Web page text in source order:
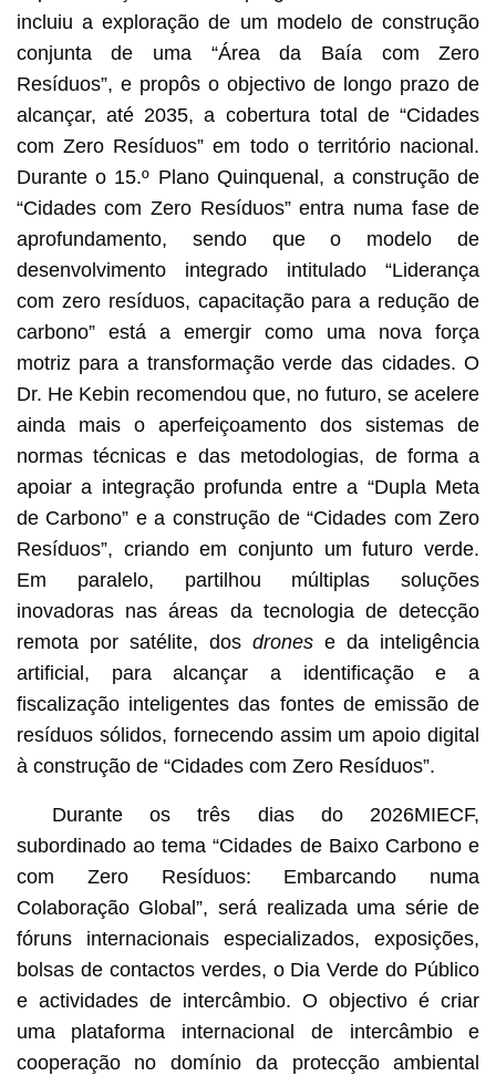
incluiu a exploração de um modelo de construção
conjunta de uma “Área da Baía com Zero
Resíduos”, e propôs o objectivo de longo prazo de
alcançar, até 2035, a cobertura total de “Cidades
com Zero Resíduos” em todo o território nacional.
Durante o 15.º Plano Quinquenal, a construção de
“Cidades com Zero Resíduos” entra numa fase de
aprofundamento, sendo que o modelo de
desenvolvimento integrado intitulado “Liderança
com zero resíduos, capacitação para a redução de
carbono” está a emergir como uma nova força
motriz para a transformação verde das cidades. O
Dr. He Kebin recomendou que, no futuro, se acelere
ainda mais o aperfeiçoamento dos sistemas de
normas técnicas e das metodologias, de forma a
apoiar a integração profunda entre a “Dupla Meta
de Carbono” e a construção de “Cidades com Zero
Resíduos”, criando em conjunto um futuro verde.
Em paralelo, partilhou múltiplas soluções
inovadoras nas áreas da tecnologia de detecção
remota por satélite, dosdrones e da inteligência
artificial, para alcançar a identificação e a
fiscalização inteligentes das fontes de emissão de
resíduos sólidos, fornecendo assim um apoio digital
à construção de “Cidades com Zero Resíduos”.
Durante os três dias do 2026MIECF,
subordinado ao tema “Cidades de Baixo Carbono e
com Zero Resíduos: Embarcando numa
Colaboração Global”, será realizada uma série de
fóruns internacionais especializados, exposições,
bolsas de contactos verdes, o Dia Verde do Público
e actividades de intercâmbio. O objectivo é criar
uma plataforma internacional de intercâmbio e
cooperação no domínio da protecção ambiental